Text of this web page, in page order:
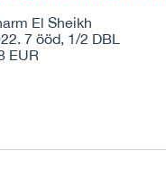
El Sheikh
7 ööd, 1/2 DBL
EUR